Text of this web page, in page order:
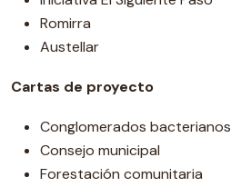
Romirra
Austellar
Cartas de proyecto
Conglomerados bacterianos
Consejo municipal
Forestación comunitaria